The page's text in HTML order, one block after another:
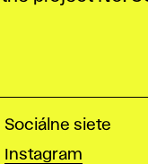
Sociálne siete
Instagram